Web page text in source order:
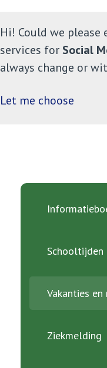
Ouders
Schooltijden
Vakanties
Ziekmelding
Hi! Could we
services for Social
always change or
Let me choose